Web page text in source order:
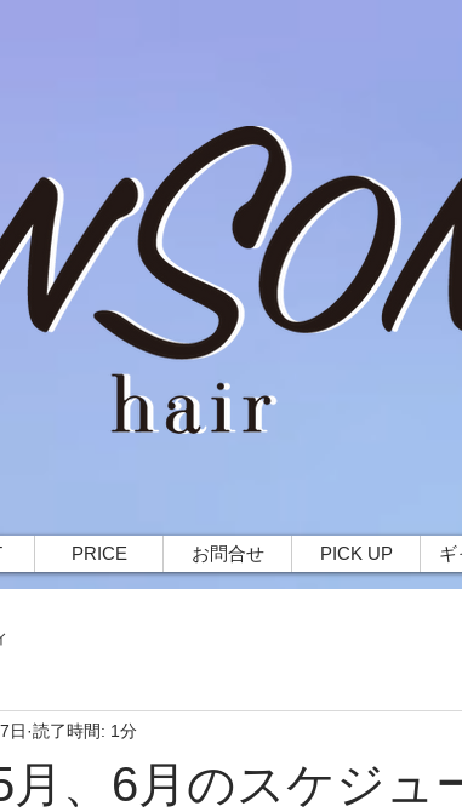
PRICE お問合せ PICK UP ギ
、6月のスケジュ
日 読了時間: 1分